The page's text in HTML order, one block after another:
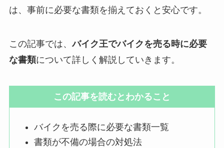
は、事前に必要な書類を揃えておくと安心です。
この記事では、バイク王でバイクを売る時に必要
な書類について詳しく解説していきます。
この記事を読むとわかること
バイクを売る際に必要な書類一覧
書類が不備の場合の対処法